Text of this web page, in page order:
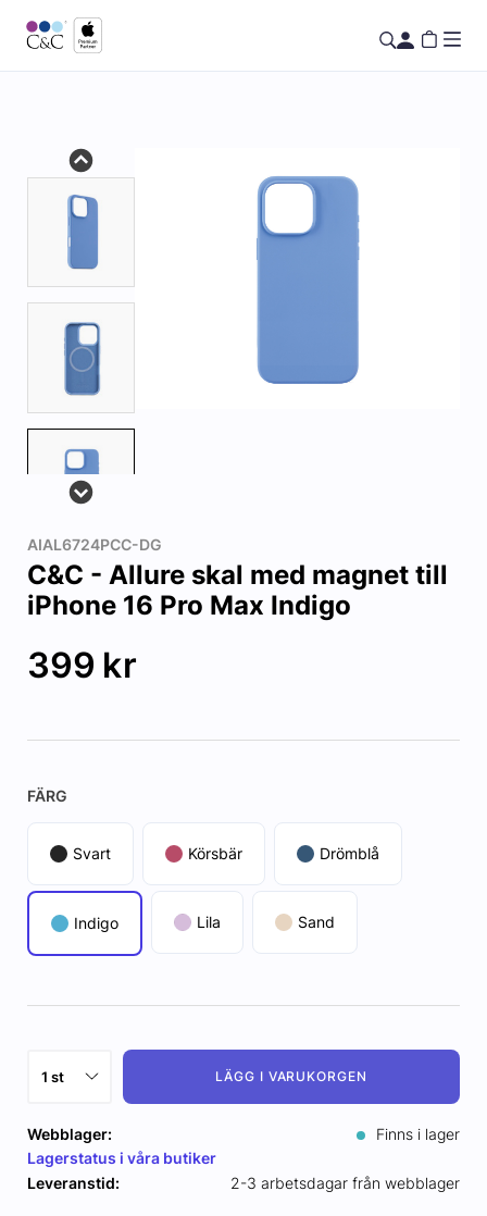
AIAL6724PCC-DG
C&C - Allure skal med magnet till
iPhone 16 Pro Max Indigo
399 kr
FÄRG
Svart Körsbär Drömblå
Indigo Lila Sand
LÄGG I VARUKORGEN
Webblager:
Finns i lager
Lagerstatus i våra butiker
Leveranstid:
2-3 arbetsdagar från webblager